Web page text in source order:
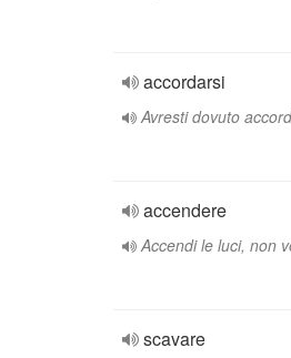
accordarsi
Avresti dovuto
accendere
Accendi le luci, non
scavare